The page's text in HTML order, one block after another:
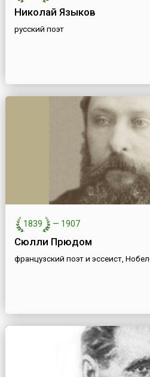
Николай Языков
русский поэт
1839 — 1907
Сюлли Прюдом
французский поэт и эссеист,